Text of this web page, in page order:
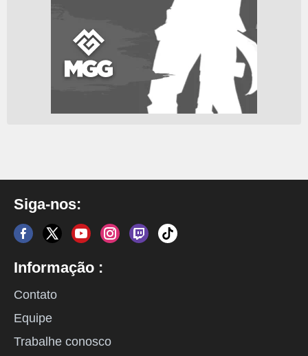
Siga-nos:
Informação :
Contato
Equipe
Trabalhe conosco